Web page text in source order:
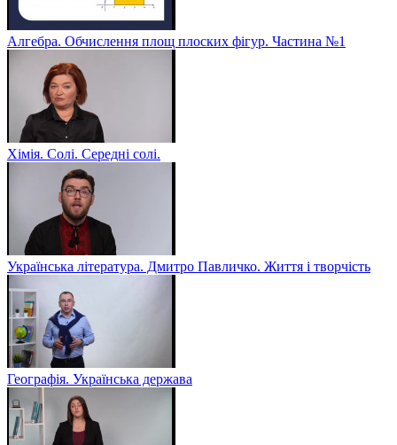
Алгебра. Обчислення площ плоских фігур. Частина №1
Хімія. Солі. Середні солі.
Українська література. Дмитро Павличко. Життя і творчість
Географія. Українська держава